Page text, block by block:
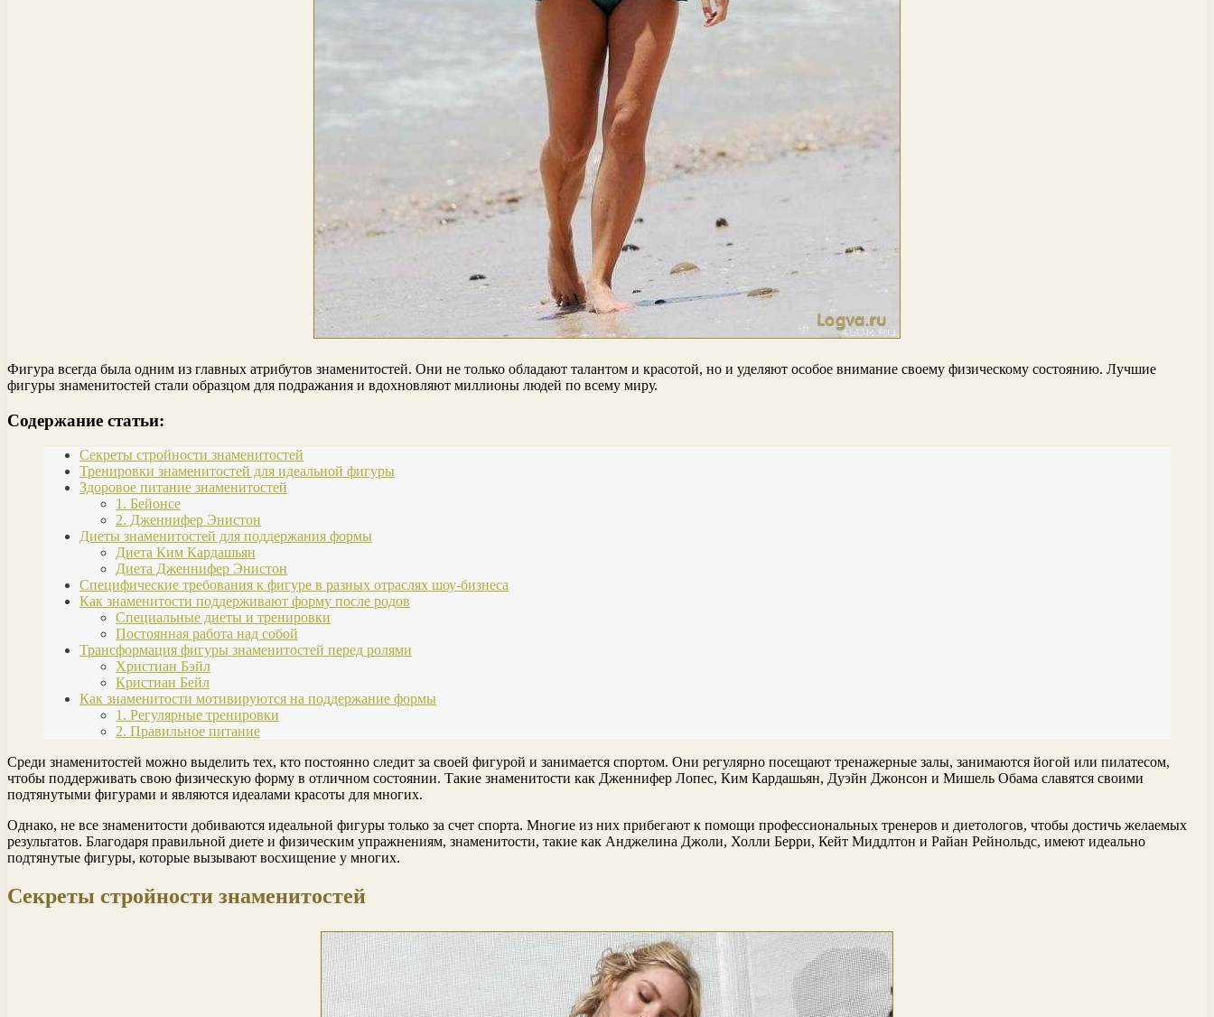
Фигура всегда была одним из главных атрибутов знаменитостей. Они не только обладают талантом и красотой, но и уделяют особое внимание своему физическому состоянию. Лучшие
фигуры знаменитостей стали образцом для подражания и вдохновляют миллионы людей по всему миру.
Содержание статьи:
Секреты стройности знаменитостей
Тренировки знаменитостей для идеальной фигуры
Здоровое питание знаменитостей
1. Бейонсе
2. Дженнифер Энистон
Диеты знаменитостей для поддержания формы
Диета Ким Кардашьян
Диета Дженнифер Энистон
Специфические требования к фигуре в разных отраслях шоу-бизнеса
Как знаменитости поддерживают форму после родов
Специальные диеты и тренировки
Постоянная работа над собой
Трансформация фигуры знаменитостей перед ролями
Христиан Бэйл
Кристиан Бейл
Как знаменитости мотивируются на поддержание формы
1. Регулярные тренировки
2. Правильное питание
Среди знаменитостей можно выделить тех, кто постоянно следит за своей фигурой и занимается спортом. Они регулярно посещают тренажерные залы, занимаются йогой или пилатесом,
чтобы поддерживать свою физическую форму в отличном состоянии. Такие знаменитости как Дженнифер Лопес, Ким Кардашьян, Дуэйн Джонсон и Мишель Обама славятся своими
подтянутыми фигурами и являются идеалами красоты для многих.
Однако, не все знаменитости добиваются идеальной фигуры только за счет спорта. Многие из них прибегают к помощи профессиональных тренеров и диетологов, чтобы достичь желаемых
результатов. Благодаря правильной диете и физическим упражнениям, знаменитости, такие как Анджелина Джоли, Холли Берри, Кейт Миддлтон и Райан Рейнольдс, имеют идеально
подтянутые фигуры, которые вызывают восхищение у многих.
Секреты стройности знаменитостей